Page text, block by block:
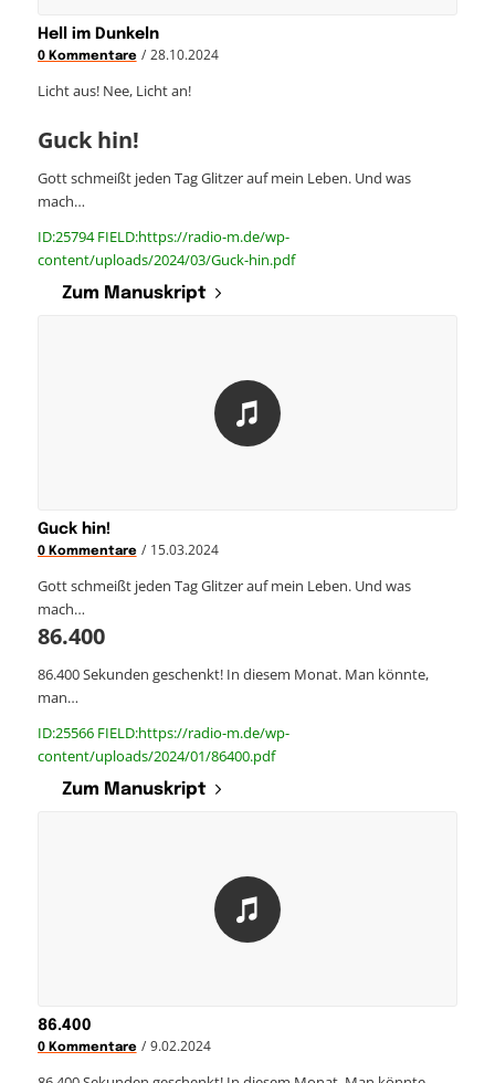
Hell im Dunkeln
0 Kommentare / 28.10.2024
Licht aus! Nee, Licht an!
Guck hin!
Gott schmeißt jeden Tag Glitzer auf mein Leben. Und was
mach…
ID:25794 FIELD:https://radio-m.de/wp-
content/uploads/2024/03/Guck-hin.pdf
Zum Manuskript
Guck hin!
0 Kommentare / 15.03.2024
Gott schmeißt jeden Tag Glitzer auf mein Leben. Und was
mach…
86.400
86.400 Sekunden geschenkt! In diesem Monat. Man könnte,
man…
ID:25566 FIELD:https://radio-m.de/wp-
content/uploads/2024/01/86400.pdf
Zum Manuskript
86.400
0 Kommentare / 9.02.2024